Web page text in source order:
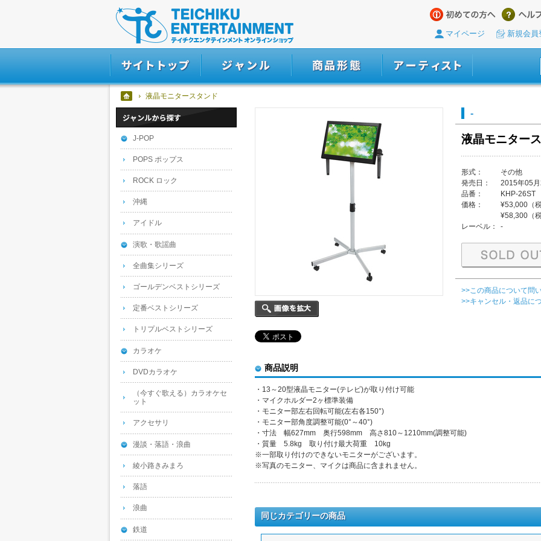
マイページ 新規会員
液晶モニタースタンド
-
液晶モニター
形式：
その他
発売日：
2015年05月
品番：
KHP-26ST
価格：
¥53,000（税
¥58,300（税
レーベル：
-
>>この商品について問
>>キャンセル・返品に
商品説明
・13～20型液晶モニター(テレビ)が取り付け可能
・マイクホルダー2ヶ標準装備
・モニター部左右回転可能(左右各150°)
・モニター部角度調整可能(0°～40°)
・寸法 幅627mm 奥行598mm 高さ810～1210mm(調整可能)
・質量 5.8kg 取り付け最大荷重 10kg
※一部取り付けのできないモニターがございます。
※写真のモニター、マイクは商品に含まれません。
同じカテゴリーの商品
J-POP
POPS ポップス
ROCK ロック
沖縄
アイドル
演歌・歌謡曲
全曲集シリーズ
ゴールデンベストシリーズ
定番ベストシリーズ
トリプルベストシリーズ
カラオケ
DVDカラオケ
（今すぐ歌える）カラオケセ
ット
アクセサリ
漫談・落語・浪曲
綾小路きみまろ
落語
浪曲
鉄道